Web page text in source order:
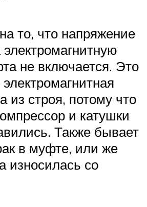
то, что напряжение
электромагнитную
не включается. Это
строя, потому что
и катушки
Также бывает
в муфте, или же
износилась со